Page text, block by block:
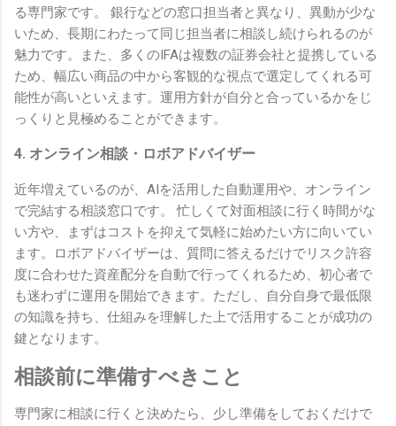
る専門家です。 銀行などの窓口担当者と異なり、異動が少な
いため、長期にわたって同じ担当者に相談し続けられるのが
魅力です。また、多くのIFAは複数の証券会社と提携している
ため、幅広い商品の中から客観的な視点で選定してくれる可
能性が高いといえます。運用方針が自分と合っているかをじ
っくりと見極めることができます。
4. オンライン相談・ロボアドバイザー
近年増えているのが、AIを活用した自動運用や、オンライン
で完結する相談窓口です。 忙しくて対面相談に行く時間がな
い方や、まずはコストを抑えて気軽に始めたい方に向いてい
ます。ロボアドバイザーは、質問に答えるだけでリスク許容
度に合わせた資産配分を自動で行ってくれるため、初心者で
も迷わずに運用を開始できます。ただし、自分自身で最低限
の知識を持ち、仕組みを理解した上で活用することが成功の
鍵となります。
相談前に準備すべきこと
専門家に相談に行くと決めたら、少し準備をしておくだけで